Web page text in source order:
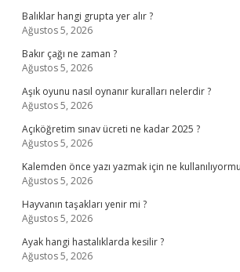
Balıklar hangi grupta yer alır ?
Ağustos 5, 2026
Bakır çağı ne zaman ?
Ağustos 5, 2026
Aşık oyunu nasıl oynanır kuralları nelerdir ?
Ağustos 5, 2026
Açıköğretim sınav ücreti ne kadar 2025 ?
Ağustos 5, 2026
Kalemden önce yazı yazmak için ne
Ağustos 5, 2026
Hayvanın taşakları yenir mi ?
Ağustos 5, 2026
Ayak hangi hastalıklarda kesilir ?
Ağustos 5, 2026